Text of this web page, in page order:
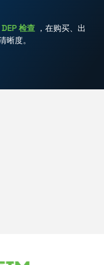
检查 ，在购买、出
度。